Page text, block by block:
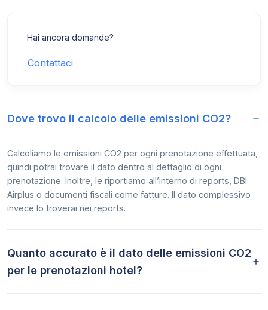
Hai ancora domande?
Contattaci
Dove trovo il calcolo delle emissioni CO2?
Calcoliamo le emissioni CO2 per ogni prenotazione effettuata,
quindi potrai trovare il dato dentro al dettaglio di ogni
prenotazione. Inoltre, le riportiamo all’interno di reports, DBI
Airplus o documenti fiscali come fatture. Il dato complessivo
invece lo troverai nei reports.
Quanto accurato è il dato delle emissioni CO2
per le prenotazioni hotel?